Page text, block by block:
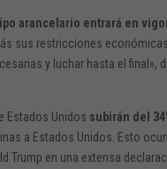
arancelario entrará en
sus restricciones
y luchar hasta el final»,
Estados Unidos subirán del
a Estados Unidos. Esto
Trump en una extensa